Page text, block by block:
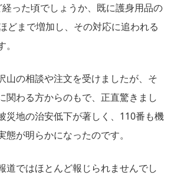
った頃でしょうか、既に護身用品の
どまで増加し、その対応に追われる
山の相談や注文を受けましたが、そ
関わる方からのもで、正直驚きまし
災地の治安低下が著しく、110番も機
が明らかになったのです。
道ではほとんど報じられませんでし